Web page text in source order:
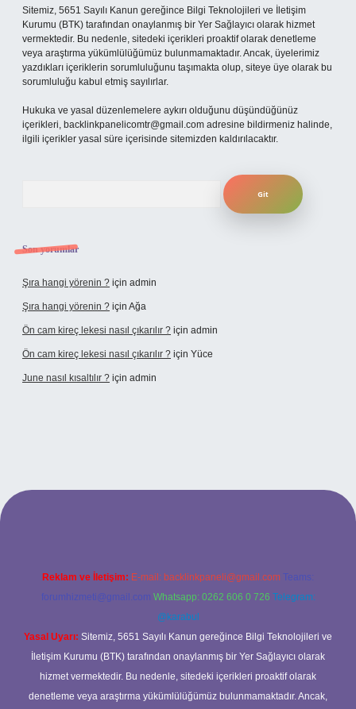
Sitemiz, 5651 Sayılı Kanun gereğince Bilgi Teknolojileri ve İletişim
Kurumu (BTK) tarafından onaylanmış bir Yer Sağlayıcı olarak hizmet
vermektedir. Bu nedenle, sitedeki içerikleri proaktif olarak denetleme
veya araştırma yükümlülüğümüz bulunmamaktadır. Ancak, üyelerimiz
yazdıkları içeriklerin sorumluluğunu taşımakta olup, siteye üye olarak bu
sorumluluğu kabul etmiş sayılırlar.
Hukuka ve yasal düzenlemelere aykırı olduğunu düşündüğünüz
içerikleri, backlinkpanelicomtr@gmail.com adresine bildirmeniz halinde,
ilgili içerikler yasal süre içerisinde sitemizden kaldırılacaktır.
Son yorumlar
Şıra hangi yörenin ? için admin
Şıra hangi yörenin ? için Ağa
Ön cam kireç lekesi nasıl çıkarılır ? için admin
Ön cam kireç lekesi nasıl çıkarılır ? için Yüce
June nasıl kısaltılır ? için admin
giriş
Reklam ve İletişim: E-mail: backlinkpaneli@gmail.com Teams:
forumhizmeti@gmail.com Whatsapp: 0262 606 0 726 Telegram:
@karabul
Yasal Uyarı: Sitemiz, 5651 Sayılı Kanun gereğince Bilgi Teknolojileri ve
İletişim Kurumu (BTK) tarafından onaylanmış bir Yer Sağlayıcı olarak
hizmet vermektedir. Bu nedenle, sitedeki içerikleri proaktif olarak
denetleme veya araştırma yükümlülüğümüz bulunmamaktadır. Ancak,